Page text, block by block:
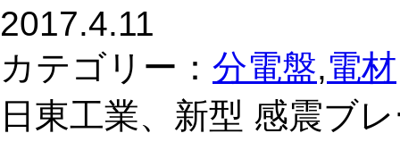
2017.4.11
カテゴリー： 分電盤,電材
日東工業、新型 感震ブ